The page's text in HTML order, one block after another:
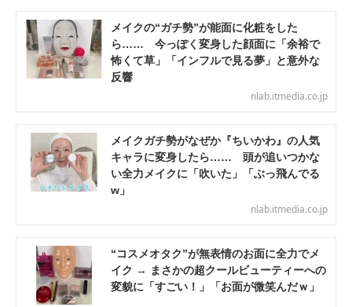
メイクの“ガチ勢”が能面に化粧をした
ら…… 今っぽく変身した顔面に「余裕で
怖くて草」「インフルで見る夢」と意外な
反響
nlab.itmedia.co.jp
メイクガチ勢がなぜか『ちいかわ』の人気
キャラに変身したら…… 頭が追いつかな
い全力メイクに「吹いた」「ぶっ飛んでる
w」
nlab.itmedia.co.jp
“コスメオタク”が無表情のお面に全力でメ
イク → まさかの超クールビューティーへの
変貌に「すごい！」「お面が微笑んだｗ」